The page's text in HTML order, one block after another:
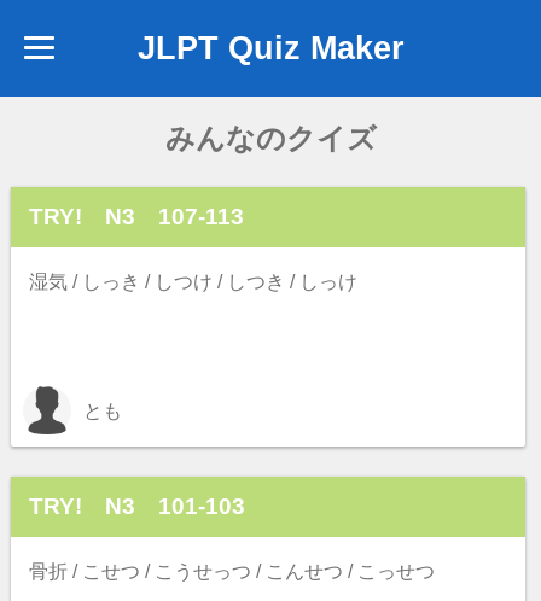
JLPT Quiz Maker
みんなのクイズ
TRY! N3 107-113
湿気 / しっき / しつけ / しつき / しっけ
とも
TRY! N3 101-103
骨折 / こせつ / こうせっつ / こんせつ / こっせつ